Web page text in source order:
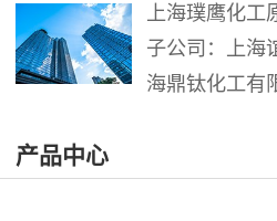
上海璞鹰化
子公司：上海
海鼎钛化工有
品。公司以
产品中心